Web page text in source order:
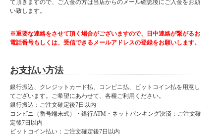
て頂きますので、ご入金の方は当店からのメール確認後にご入金をお願
い致します。
※重要な連絡をさせて頂く場合がございますので、日中連絡が繋がるお
電話番号もしくは、受信できるメールアドレスの登録をお願いします。
お支払い方法
銀行振込、クレジットカード払、コンビニ払、ビットコイン払を用意し
てございます。ご希望にあわせて、各種ご利用ください。
銀行振込：ご注文確定後7日以内
コンビニ（番号端末式）・銀行ATM・ネットバンキング決済：ご注文確
定後7日以内
ビットコイン払い：ご注文確定後7日以内